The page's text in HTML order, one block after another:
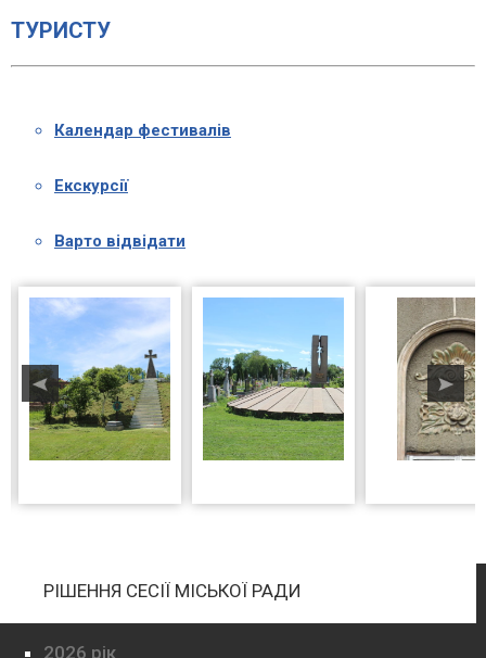
ТУРИСТУ
Календар фестивалів
Екскурсії
Варто відвідати
РІШЕННЯ СЕСІЇ МІСЬКОЇ РАДИ
2026 рік